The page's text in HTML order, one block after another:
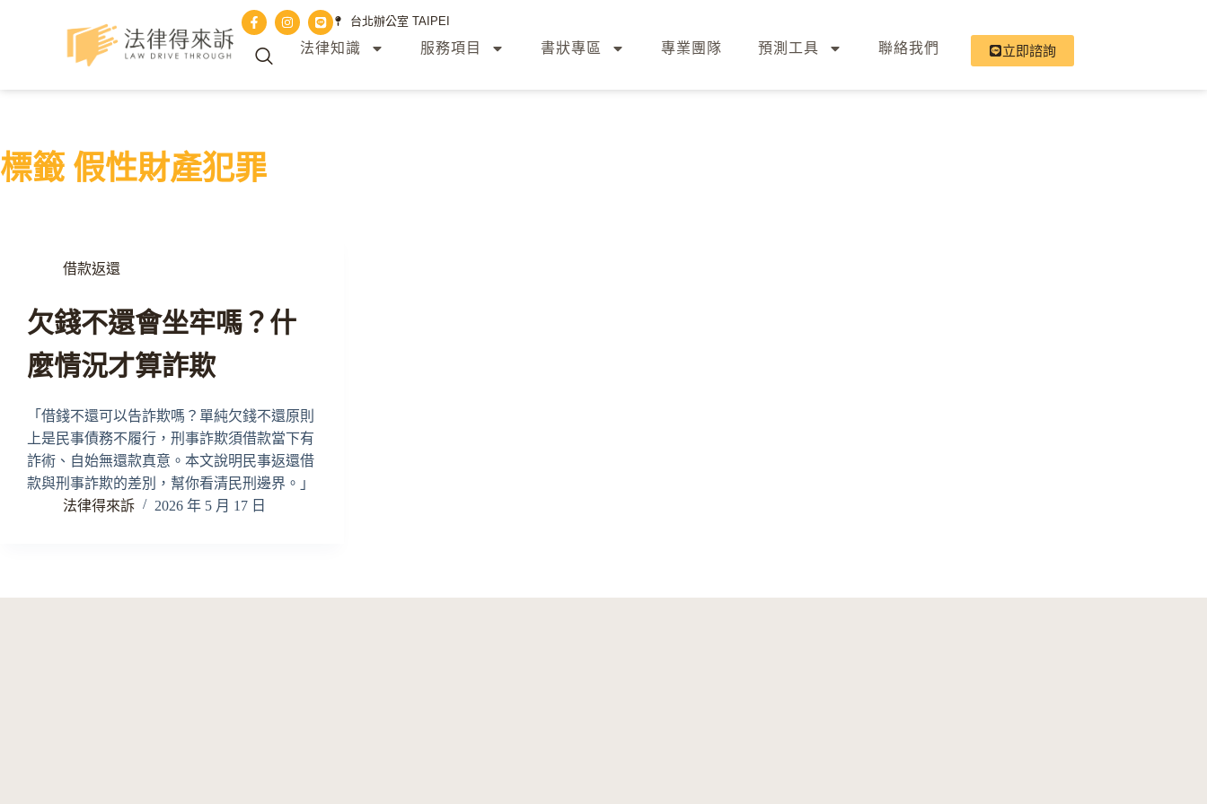
台北辦公室 TAIPEI
法律知識 服務項目 書狀專區 專業團隊 預測工具 聯絡我們 立即諮詢
標籤 假性財產犯罪
借款返還
欠錢不還會坐牢嗎？什
麼情況才算詐欺
「借錢不還可以告詐欺嗎？單純欠錢不還原則
上是民事債務不履行，刑事詐欺須借款當下有
詐術、自始無還款真意。本文說明民事返還借
款與刑事詐欺的差別，幫你看清民刑邊界。」
法律得來訴
2026 年 5 月 17 日